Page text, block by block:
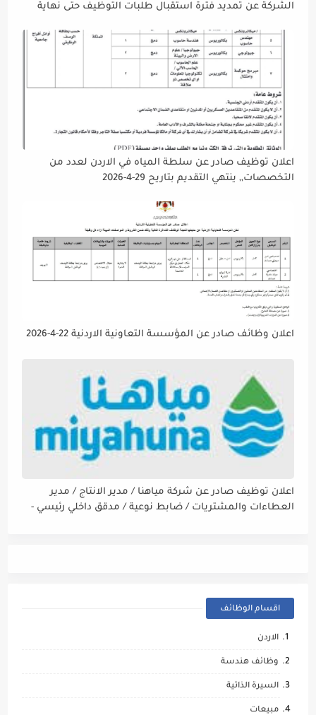
الشركة عن تمديد فترة استقبال طلبات التوظيف حتى نهاية
إتاحة الفرصة الكافية أمام الجميع لاستكمال إجراءات التقديم.
اعلان توظيف صادر عن سلطة المياه في الاردن لعدد من
التخصصات,, ينتهي التقديم بتاريح 29-4-2026
اعلان وظائف صادر عن المؤسسة التعاونية الاردنية 22-4-2026
اعلان توظيف صادر عن شركة مياهنا / مدير الانتاج / مدير
العطاءات والمشتريات / ضابط نوعية / مدقق داخلي رئيسي -
اقسام الوظائف
الاردن
وظائف هندسة
السيرة الذاتية
مبيعات